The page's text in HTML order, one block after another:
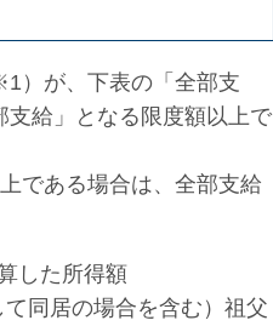
）が、下表の「全部支
給」となる限度額以上で
である場合は、全部支給
した所得額
同居の場合を含む）祖父